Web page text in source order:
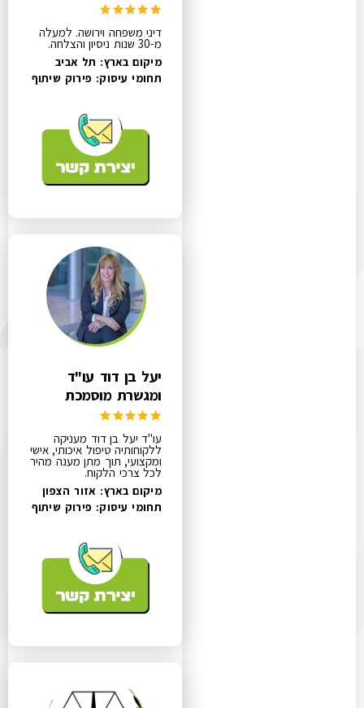
דיני משפחה וירושה. למעלה
מ-30 שנות ניסיון והצלחה.
מיקום בארץ: תל אביב
תחומי עיסוק: פירוק שיתוף
יעל בן דוד עו"ד
ומגשרת מוסמכת
עו"ד יעל בן דוד מעניקה
ללקוחותיה טיפול איכותי, אישי
ומקצועי, תוך מתן מענה מהיר
לכל צרכי הלקוח.
מיקום בארץ: אזור הצפון
תחומי עיסוק: פירוק שיתוף